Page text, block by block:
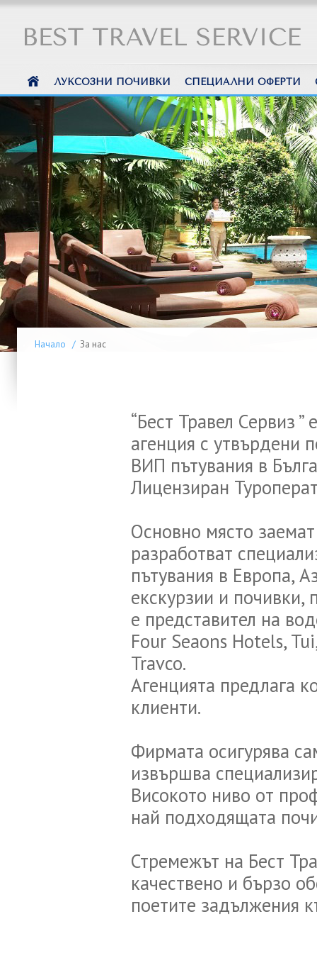
ЛУКСОЗНИ ПОЧИВКИ СПЕЦИАЛНИ ОФЕРТИ
Начало / За нас
“Бест Травел Сервиз
агенция с утвърдени
ВИП пътувания в
Лицензиран
Основно място
разработват
пътувания в Европа,
екскурзии и почивки,
е представител на
Four Seaons Hotels,
Travco.
Агенцията предлага
клиенти.
Фирмата осигурява
извършва
Високото ниво от
най подходящата
Стремежът на Бест
качествено и бързо
поетите задължения